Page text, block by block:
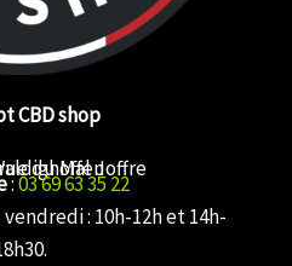
CBD shop
du Mal Joffre
:03 69 63 35 22
: 10h-12h et 14h-